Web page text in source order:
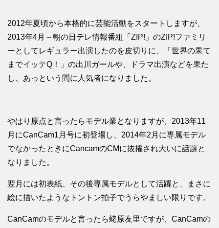
2012年夏頃から本格的に芸能活動をスタートしますが、
2013年4月～朝の日テレ情報番組「ZIP!」のZIP!ファミリ
ーとしてレギュラー出演したのを皮切りに、「世界の果て
までイッテQ！」の出川ガールや、ドラマ出演などを果た
し、あっという間に人気者になりました。
やはり原点と言ったらモデル業となりますが、2013年11
月にCanCam1月号に初登場し、2014年2月に専属モデル
でなかったときにCancamのCMに抜擢され大いに話題と
なりました。
翌月には初表紙、その後専属モデルとして活躍と、まさに
絵に描いたようなトントン拍子でうらやましい限りです。
CanCamのモデルと言ったら蛯原友里ですが、CanCamの